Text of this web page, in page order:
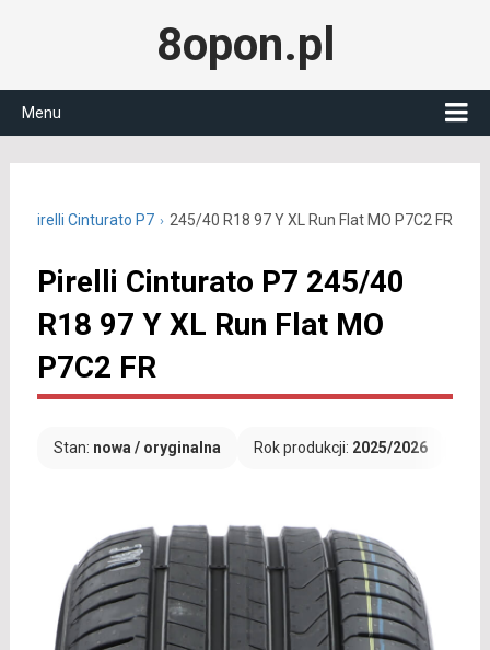
8opon.pl
Menu
Pirelli Cinturato P7 245/40 R18 97 Y XL Run Flat MO P7C2 FR
Pirelli Cinturato P7 245/40
R18 97 Y XL Run Flat MO
P7C2 FR
Stan: nowa / oryginalna Rok produkcji: 2025/2026